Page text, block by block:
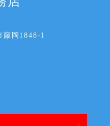
岡1848-1